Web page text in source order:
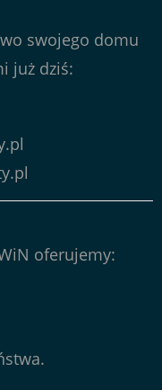
swojego domu
już dziś:
oferujemy: